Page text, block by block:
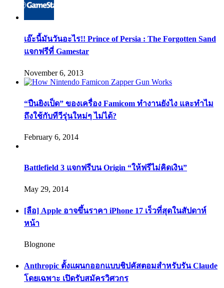
เอ๊ะนี้มันวันอะไร!! Prince of Persia : The Forgotten Sand
แจกฟรีที่ Gamestar
November 6, 2013
“ปืนยิงเป็ด” ของเครื่อง Famicom ทำงานยังไง และทำไม
ถึงใช้กับทีวีรุ่นใหม่ๆ ไม่ได้?
February 6, 2014
Battlefield 3 แจกฟรีบน Origin “ให้ฟรีไม่คิดเงิน”
May 29, 2014
[ลือ] Apple อาจขึ้นราคา iPhone 17 เร็วที่สุดในสัปดาห์
หน้า
Blognone
Anthropic ตั้งแผนกออกแบบชิปคัสตอมสำหรับรัน Claude
โดยเฉพาะ เปิดรับสมัครวิศวกร